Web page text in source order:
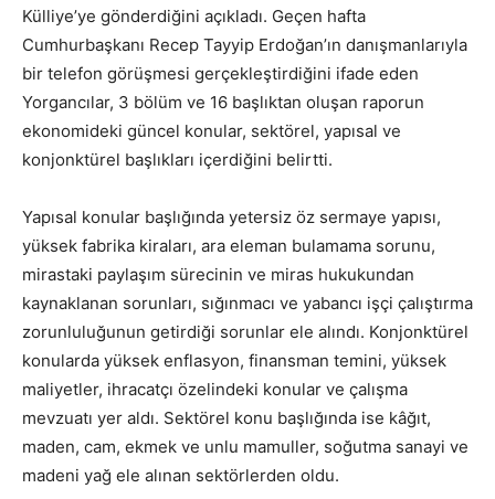
Külliye’ye gönderdiğini açıkladı. Geçen hafta
Cumhurbaşkanı Recep Tayyip Erdoğan’ın danışmanlarıyla
bir telefon görüşmesi gerçekleştirdiğini ifade eden
Yorgancılar, 3 bölüm ve 16 başlıktan oluşan raporun
ekonomideki güncel konular, sektörel, yapısal ve
konjonktürel başlıkları içerdiğini belirtti.
Yapısal konular başlığında yetersiz öz sermaye yapısı,
yüksek fabrika kiraları, ara eleman bulamama sorunu,
mirastaki paylaşım sürecinin ve miras hukukundan
kaynaklanan sorunları, sığınmacı ve yabancı işçi çalıştırma
zorunluluğunun getirdiği sorunlar ele alındı. Konjonktürel
konularda yüksek enflasyon, finansman temini, yüksek
maliyetler, ihracatçı özelindeki konular ve çalışma
mevzuatı yer aldı. Sektörel konu başlığında ise kâğıt,
maden, cam, ekmek ve unlu mamuller, soğutma sanayi ve
madeni yağ ele alınan sektörlerden oldu.